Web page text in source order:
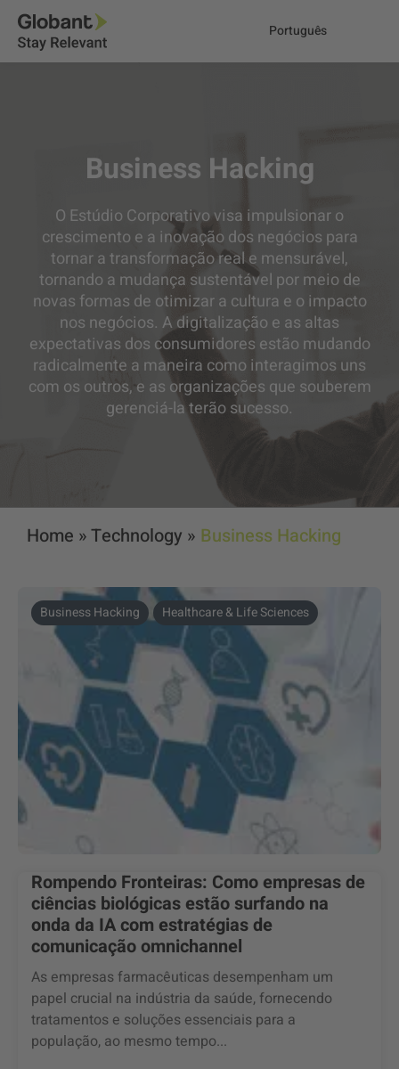
Português
Business Hacking
O Estúdio Corporativo visa impulsionar o
crescimento e a inovação dos negócios para
tornar a transformação real e mensurável,
tornando a mudança sustentável por meio de
novas formas de otimizar a cultura e o impacto
nos negócios. A digitalização e as altas
expectativas dos consumidores estão mudando
radicalmente a maneira como interagimos uns
com os outros, e as organizações que souberem
gerenciá-la terão sucesso.
Home »Technology » Business Hacking
Business Hacking Healthcare & Life Sciences
Rompendo Fronteiras: Como empresas de
ciências biológicas estão surfando na
onda da IA com estratégias de
comunicação omnichannel
As empresas farmacêuticas desempenham um
papel crucial na indústria da saúde, fornecendo
tratamentos e soluções essenciais para a
população, ao mesmo tempo...